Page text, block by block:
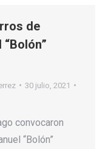
de
30 julio, 2021
convocaron
“Bolón”